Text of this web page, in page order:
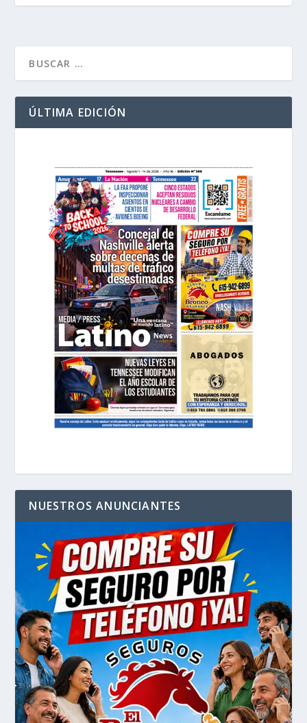
ÚLTIMA EDICIÓN
NUESTROS ANUNCIANTES